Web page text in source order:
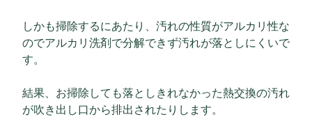
しかも掃除するにあたり、汚れの性質がアルカリ性な
のでアルカリ洗剤で分解できず汚れが落としにくいで
す。
結果、お掃除しても落としきれなかった熱交換の汚れ
が吹き出し口から排出されたりします。